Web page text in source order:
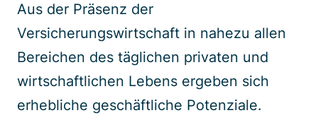
Aus der Präsenz der
Versicherungswirtschaft in nahezu allen
Bereichen des täglichen privaten und
wirtschaftlichen Lebens ergeben sich
erhebliche geschäftliche Potenziale.